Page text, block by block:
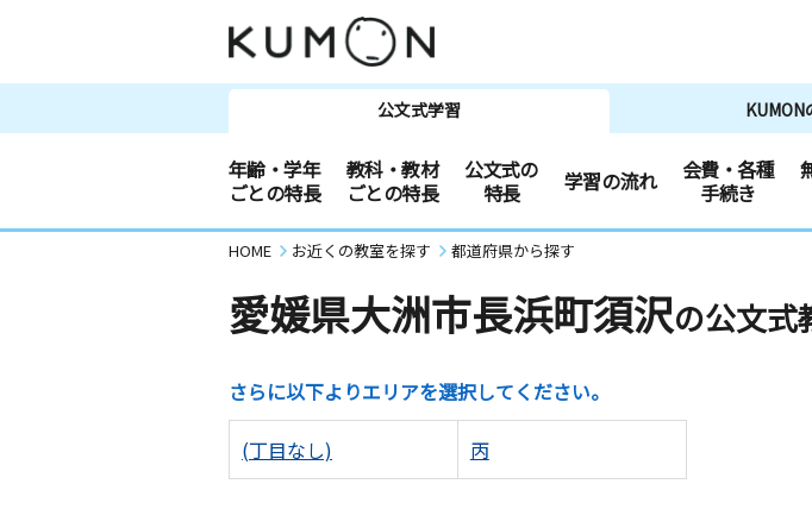
公文式学習 KUMON
年齢・学年
ごとの特長
教科・教材
ごとの特長
公文式の
特長
学習の流れ
会費・各種
手続き
HOME お近くの教室を探す 都道府県から探す
愛媛県大洲市長浜町須沢の公文式
さらに以下よりエリアを選択してください。
(丁目なし) 丙